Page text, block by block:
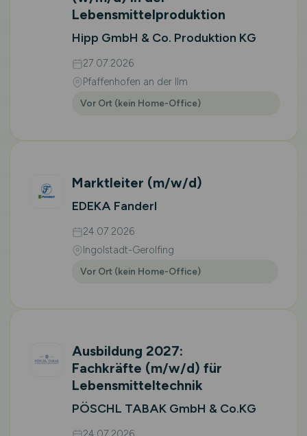
Lebensmittelproduktion
Hipp GmbH & Co. Produktion KG
27.07.2026
Pfaffenhofen an der Ilm
Vor Ort (kein Home-Office)
Marktleiter (m/w/d)
EDEKA Fanderl
24.07.2026
Ingolstadt-Gerolfing
Vor Ort (kein Home-Office)
Ausbildung 2027:
Fachkräfte (m/w/d) für
Lebensmitteltechnik
PÖSCHL TABAK GmbH & Co.KG